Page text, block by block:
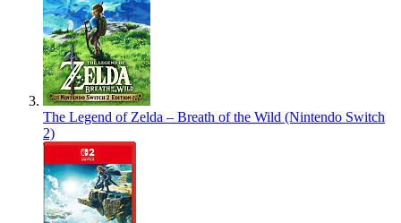
The Legend of Zelda – Breath of the Wild (Nintendo Switch
2)